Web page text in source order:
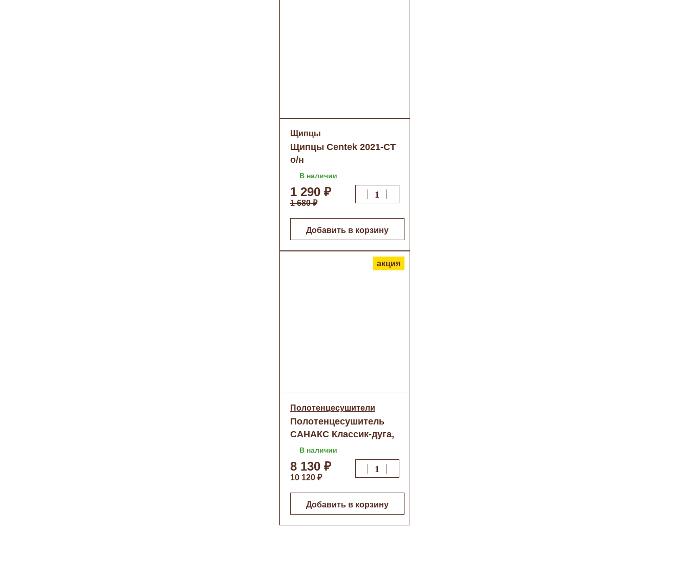
Щипцы
Щипцы Centek 2021-CT
о/н
В наличии
1 290 ₽
1 680 ₽
Добавить в корзину
акция
Полотенцесушители
Полотенцесушитель
САНАКС Классик-дуга,
500х800 труба 32х2мм
нерж,Черная(к5080ч) о/
н
В наличии
8 130 ₽
10 120 ₽
Добавить в корзину